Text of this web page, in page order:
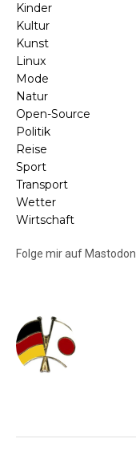
Kinder
Kultur
Kunst
Linux
Mode
Natur
Open-Source
Politik
Reise
Sport
Transport
Wetter
Wirtschaft
Folge mir auf Mastodon